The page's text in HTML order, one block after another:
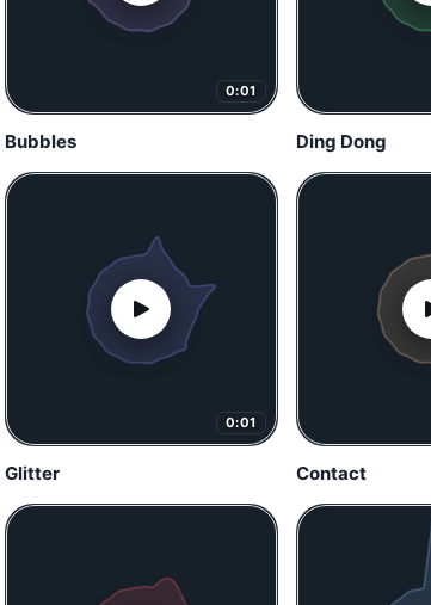
0:01
Bubbles Ding Dong
0:01
Glitter Contact